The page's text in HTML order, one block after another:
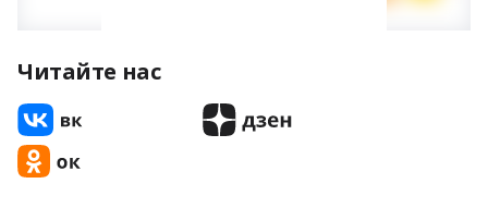
Читайте нас